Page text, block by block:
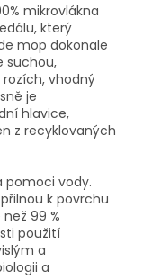
mikrovlákna
který
mop dokonale
suchou,
vhodný
je
hlavice,
z recyklovaných
pomoci vody.
k povrchu
99 %
použití
a
a